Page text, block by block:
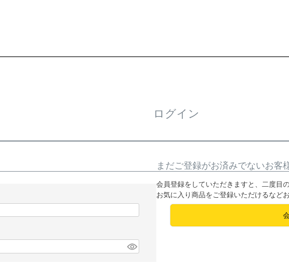
ログイン
まだご登録がお済みでないお客
会員登録をしていただきますと、二度目
お気に入り商品をご登録いただけるなど